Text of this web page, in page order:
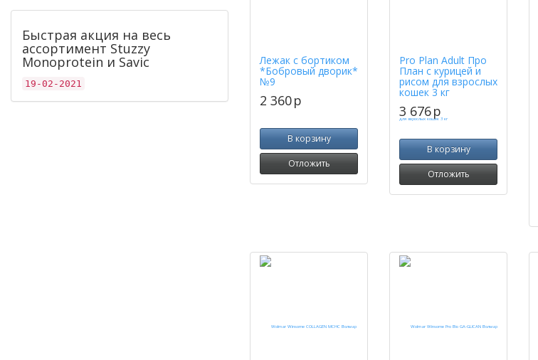
Быстрая акция на весь
ассортимент Stuzzy
Monoprotein и Savic
19-02-2021
Лежак с бортиком
*Бобровый дворик*
№9
2 360p
В корзину
Отложить
Pro Plan Adult Про
План с курицей и
рисом для взрослых
кошек 3 кг
3 676p
В корзину
Отложить